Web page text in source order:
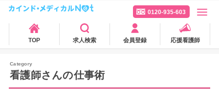
0120-935-603
TOP 求人検索 会員登録 応援看護師
看護師さんの仕事術